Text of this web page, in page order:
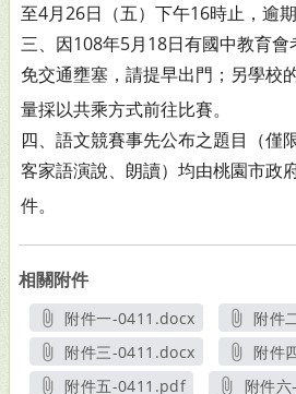
至4月26日（五）下午16時止，逾期
三、因108年5月18日有國中教育
免交通壅塞，請提早出門；另學校
量採以共乘方式前往比賽。
四、語文競賽事先公布之題目（僅
客家語演說、朗讀）均由桃園市政
件。
相關附件
附件一-0411.docx
另開新視窗
附件
附件三-0411.docx
另開新視窗
附件
附件五-0411.pdf
附件